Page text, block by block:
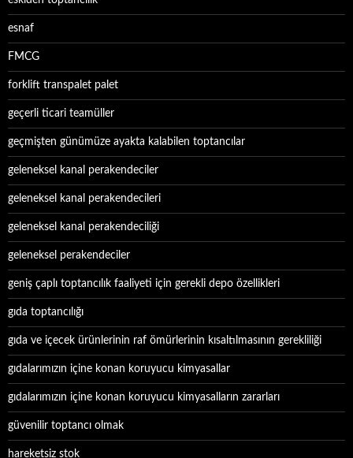
esnaf
FMCG
forklift transpalet palet
geçerli ticari teamüller
geçmişten günümüze ayakta kalabilen toptancılar
geleneksel kanal perakendeciler
geleneksel kanal perakendecileri
geleneksel kanal perakendeciliği
geleneksel perakendeciler
geniş çaplı toptancılık faaliyeti için gerekli depo özellikleri
gıda toptancılığı
gıda ve içecek ürünlerinin raf ömürlerinin kısaltılmasının gerekliliği
gıdalarımızın içine konan koruyucu kimyasallar
gıdalarımızın içine konan koruyucu kimyasalların zararları
güvenilir toptancı olmak
hareketsiz stok